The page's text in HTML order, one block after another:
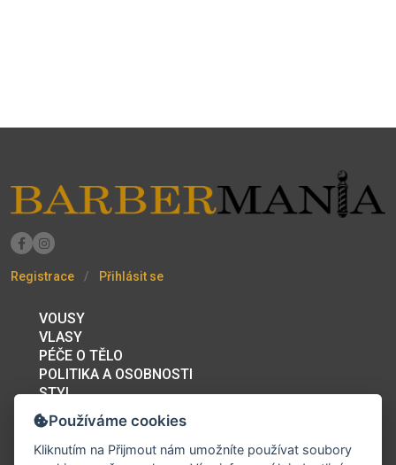
Registrace Přihlásit se
VOUSY
VLASY
PÉČE O TĚLO
POLITIKA A OSOBNOSTI
STYL
BAZAR
PRACOVNÍ PŘÍLEŽITOSTI
FÓRUM
Používáme cookies
Kliknutím na Přijmout nám umožníte používat soubory